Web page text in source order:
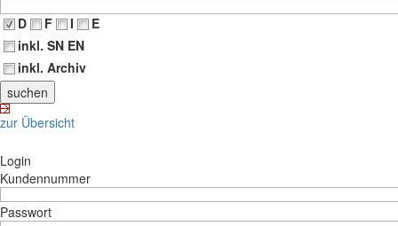
D
F I
E
inkl. SN EN
inkl. Archiv
zur Übersicht
Login
Kundennummer
Passwort